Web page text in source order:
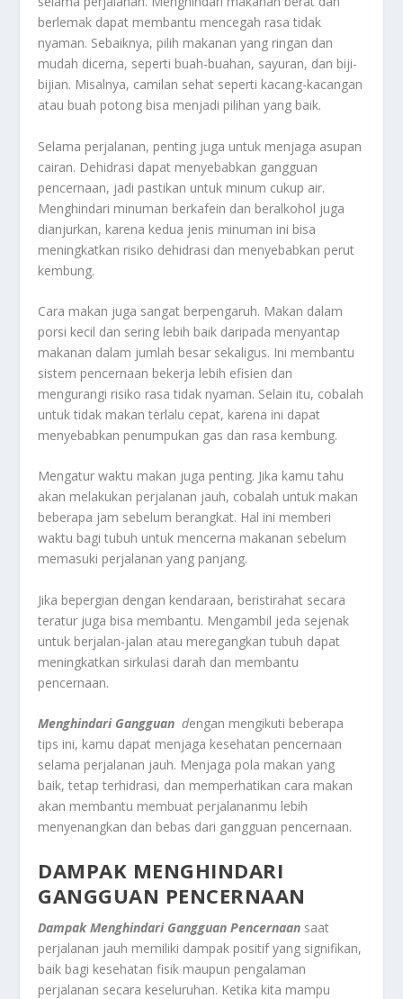
berlemak dapat membantu mencegah rasa tidak
nyaman. Sebaiknya, pilih makanan yang ringan dan
mudah dicerna, seperti buah-buahan, sayuran, dan biji-
bijian. Misalnya, camilan sehat seperti kacang-kacangan
atau buah potong bisa menjadi pilihan yang baik.
Selama perjalanan, penting juga untuk menjaga asupan
cairan. Dehidrasi dapat menyebabkan gangguan
pencernaan, jadi pastikan untuk minum cukup air.
Menghindari minuman berkafein dan beralkohol juga
dianjurkan, karena kedua jenis minuman ini bisa
meningkatkan risiko dehidrasi dan menyebabkan perut
kembung.
Cara makan juga sangat berpengaruh. Makan dalam
porsi kecil dan sering lebih baik daripada menyantap
makanan dalam jumlah besar sekaligus. Ini membantu
sistem pencernaan bekerja lebih efisien dan
mengurangi risiko rasa tidak nyaman. Selain itu, cobalah
untuk tidak makan terlalu cepat, karena ini dapat
menyebabkan penumpukan gas dan rasa kembung.
Mengatur waktu makan juga penting. Jika kamu tahu
akan melakukan perjalanan jauh, cobalah untuk makan
beberapa jam sebelum berangkat. Hal ini memberi
waktu bagi tubuh untuk mencerna makanan sebelum
memasuki perjalanan yang panjang.
Jika bepergian dengan kendaraan, beristirahat secara
teratur juga bisa membantu. Mengambil jeda sejenak
untuk berjalan-jalan atau meregangkan tubuh dapat
meningkatkan sirkulasi darah dan membantu
pencernaan.
Menghindari Gangguan dengan mengikuti beberapa
tips ini, kamu dapat menjaga kesehatan pencernaan
selama perjalanan jauh. Menjaga pola makan yang
baik, tetap terhidrasi, dan memperhatikan cara makan
akan membantu membuat perjalananmu lebih
menyenangkan dan bebas dari gangguan pencernaan.
DAMPAK MENGHINDARI
GANGGUAN PENCERNAAN
Dampak Menghindari Gangguan Pencernaan saat
perjalanan jauh memiliki dampak positif yang signifikan,
baik bagi kesehatan fisik maupun pengalaman
perjalanan secara keseluruhan. Ketika kita mampu